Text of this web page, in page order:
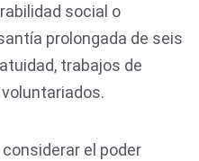
social o
prolongada de seis
trabajos de
el poder